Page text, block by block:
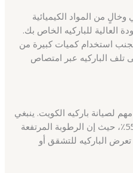
من المواد الكيميائية
العالية للباركيه الخاص بك.
استخدام كميات كبيرة من
تلف الباركيه عبر امتصاص
لصيانة باركيه الكويت. ينبغي
أن تكون نسبة الرطوبة بين 45٪ و55٪، حيث إن الرطوبة المرتفعة
الباركيه للتشقق أو